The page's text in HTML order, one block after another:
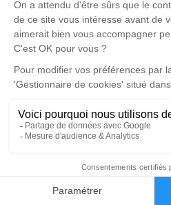
Faire-part
PATEYRON.
Un service de plantation
disponible ici.
Cérémonie religieuse
Église de Boussac
23600 Boussac